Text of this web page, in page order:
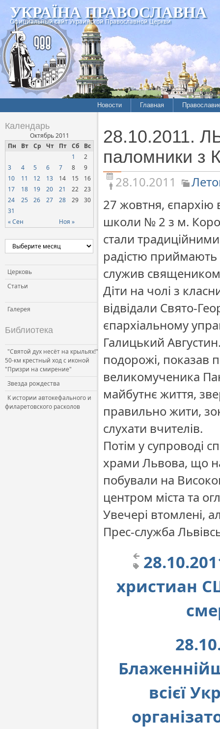
УКРАЇНА ПРАВОСЛАВНА
Официальный сайт Украинской Православной Церкви
Новости
Межконфессиональные
отношения
Нарушения прав
верующих
Официальная хроника
СОЦИАЛЬНОЕ
Церковь и общество
Церковь и СМИ
Главная
История
Хроники
Календарь
Октябрь 2011
Пн
Вт Ср Чт Пт Сб Вс
« Сен Ноя »
1
2
3
4 5 6 7 8
9
10
11 12 13 14 15
16
17
18 19 20 21 22
23
24
25 26 27 28 29
30
31
Церковь
Статьи
Галерея
Библиотека
"Святой дух несёт на крыльях!"
50-км крестный ход с иконой
"Призри на смирение"
Звезда рождества
К истории автокефального и
филаретовского расколов
28.10.2011.
паломники з
28.10.2011
27 жовтня, єпархію
школи № 2 з м.
стали
радістю приймають
служив
Діти на чолі з
відвідали Свято-
єпархіальному
Галицький
подорожі, показав
великомученика
майбутнє життя,
правильно жити,
слухати вчителів.
Потім у супроводі
храми Львова, що
побували на
центром міста та
Увечері втомлені,
Прес-служба
христиан
всієї